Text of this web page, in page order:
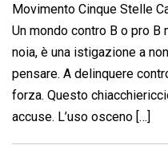
Movimento Cinque Stelle
Un mondo contro B o pro B
noia, è una istigazione a
pensare. A delinquere
forza. Questo
accuse. L’uso osceno […]